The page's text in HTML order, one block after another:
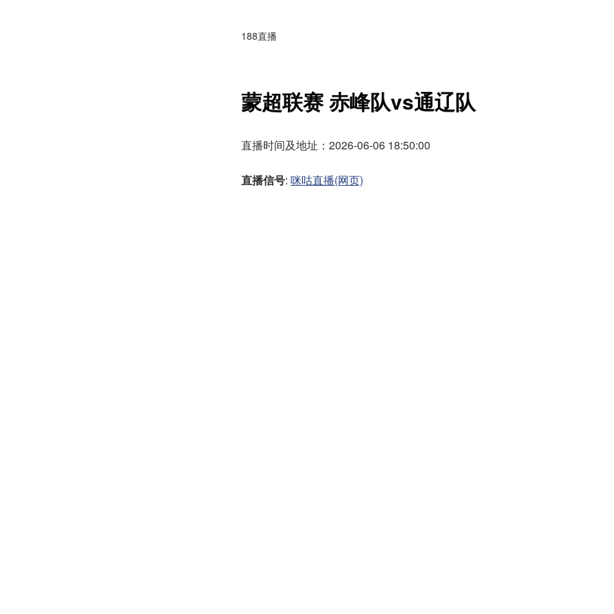
188直播
蒙超联赛 赤峰队vs通辽队
直播时间及地址：2026-06-06 18:50:00
直播信号: 咪咕直播(网页)